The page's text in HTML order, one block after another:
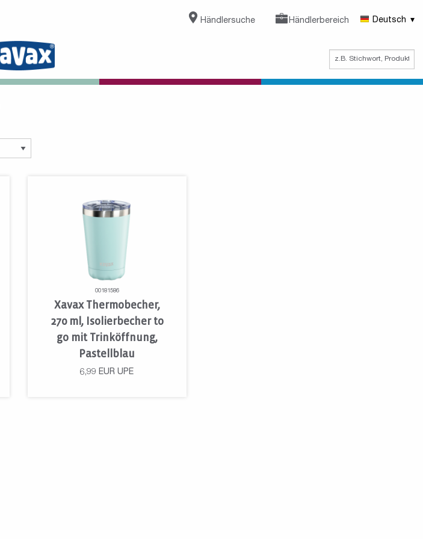
Händlersuche Händlerbereich Deutsch
00181586
Xavax Thermobecher,
270 ml, Isolierbecher to
go mit Trinköffnung,
Pastellblau
6,99 EUR UPE